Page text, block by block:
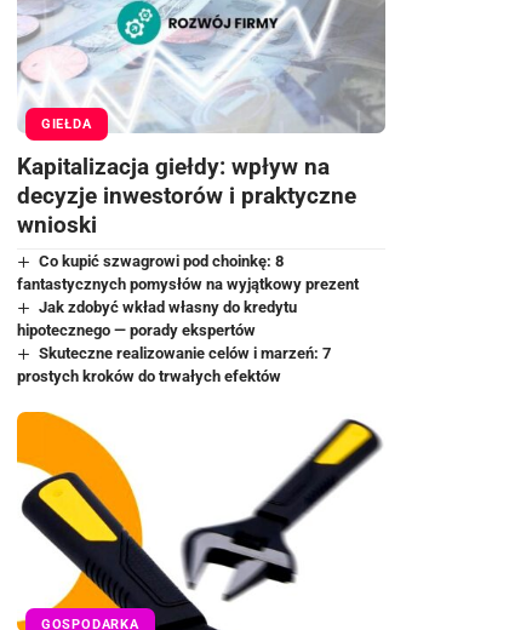
GIEŁDA
Kapitalizacja giełdy: wpływ na
decyzje inwestorów i praktyczne
wnioski
Co kupić szwagrowi pod choinkę: 8
fantastycznych pomysłów na wyjątkowy prezent
Jak zdobyć wkład własny do kredytu
hipotecznego — porady ekspertów
Skuteczne realizowanie celów i marzeń: 7
prostych kroków do trwałych efektów
GOSPODARKA